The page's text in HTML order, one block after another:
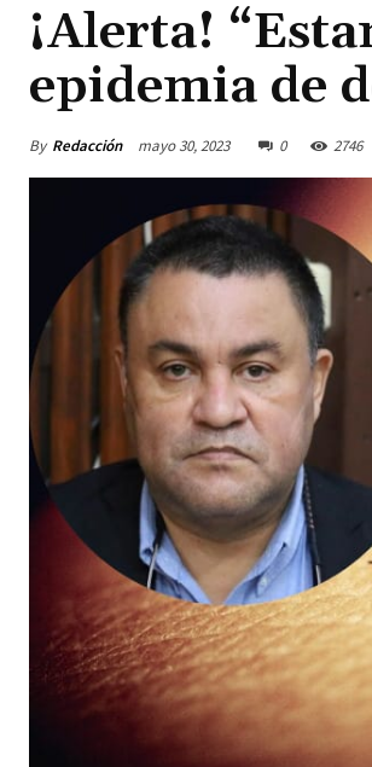
¡Alerta!
epidemia de
By Redacción mayo 30, 2023 0 2746